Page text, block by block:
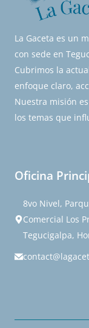
La Gaceta es un
con sede en
Cubrimos la
enfoque claro,
Nuestra misión
los temas que
Oficina
8vo Nivel,
Comercial Los
Tegucigalpa,